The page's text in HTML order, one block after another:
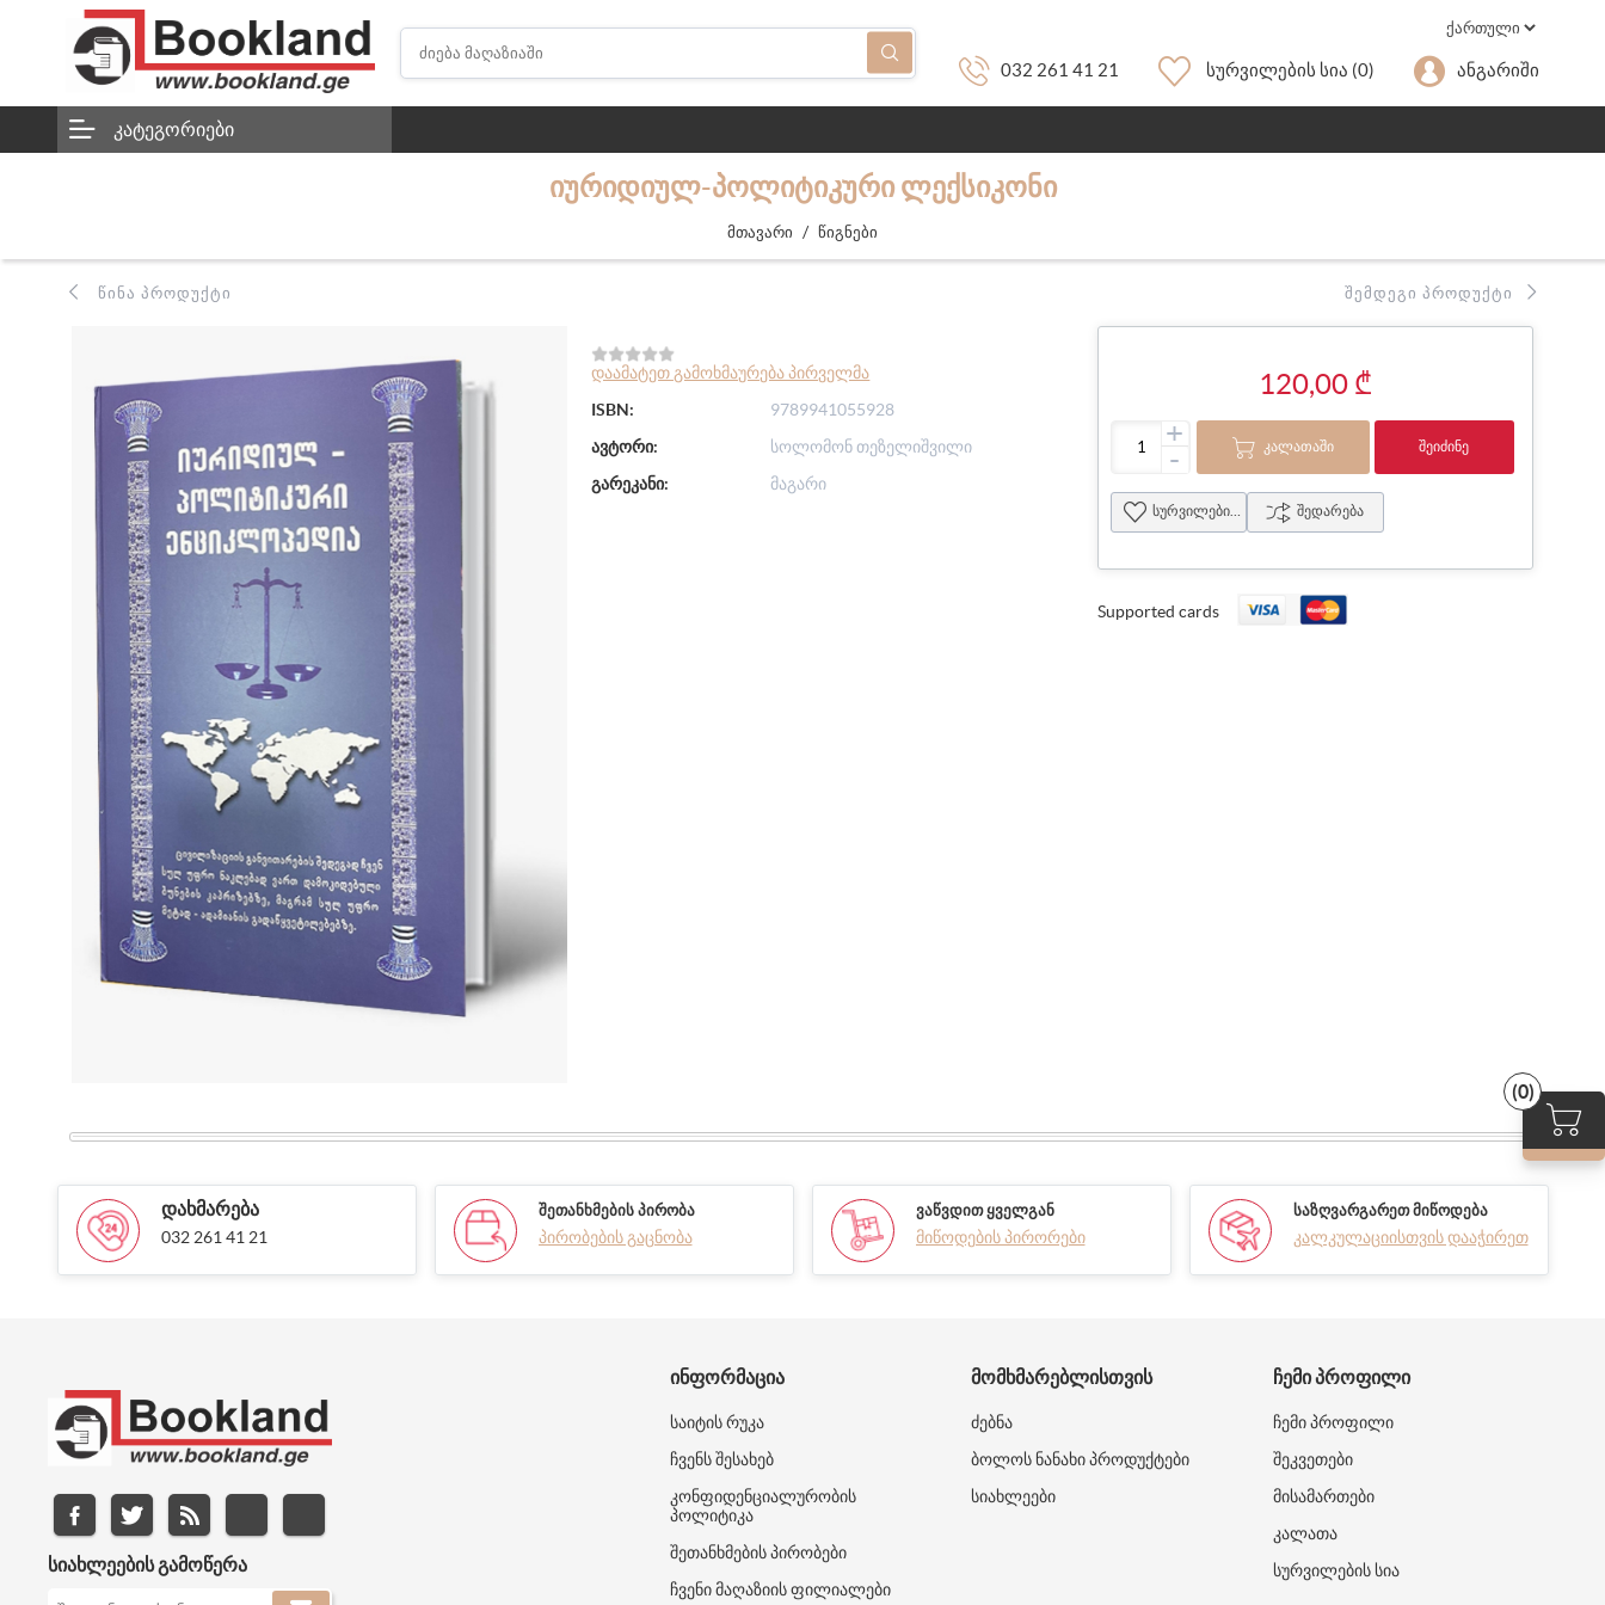
032 261 41 21 Სურვილების Სია (0) Ანგარიში
(0)
ᲙᲐᲢᲔᲒᲝᲠᲘᲔᲑᲘ
ᲘᲣᲠᲘᲓᲘᲣᲚ-ᲞᲝᲚᲘᲢᲘᲙᲣᲠᲘ ᲚᲔᲥᲡᲘᲙᲝᲜᲘ
მთავარი / წიგნები
ᲬᲘᲜᲐ ᲞᲠᲝᲓᲣᲥᲢᲘ ᲨᲔᲛᲓᲔᲒᲘ ᲞᲠᲝᲓᲣᲥᲢᲘ
დაამატეთ გამოხმაურება პირველმა
ISBN:
9789941055928
ავტორი:
სოლომონ თეზელიშვილი
გარეკანი:
მაგარი
120,00 ₾
+
- ᲙᲐᲚᲐᲗᲐᲨᲘ ᲨᲔᲘᲫᲘᲜᲔ
სურვილების სია შედარება
Supported cards
ᲓᲐᲮᲛᲐᲠᲔᲑᲐ
032 261 41 21
ᲨᲔᲗᲐᲜᲮᲛᲔᲑᲘᲡ ᲞᲘᲠᲝᲑᲐ
პირობების გაცნობა
ᲕᲐᲬᲕᲓᲘᲗ ᲧᲕᲔᲚᲒᲐᲜ
მიწოდების პირორები
ᲡᲐᲖᲦᲕᲐᲠᲒᲐᲠᲔᲗ ᲛᲘᲬᲝᲓᲔᲑᲐ
კალკულაციისთვის დააჭირეთ
ᲡᲘᲐᲮᲚᲔᲔᲑᲘᲡ ᲒᲐᲛᲝᲬᲔᲠᲐ
ᲘᲜᲤᲝᲠᲛᲐᲪᲘᲐ
საიტის რუკა
ჩვენს შესახებ
კონფიდენციალურობის
პოლიტიკა
შეთანხმების პირობები
ჩვენი მაღაზიის ფილიალები
ᲛᲝᲛᲮᲛᲐᲠᲔᲑᲚᲘᲡᲗᲕᲘᲡ
ძებნა
ბოლოს ნანახი პროდუქტები
სიახლეები
ᲩᲔᲛᲘ ᲞᲠᲝᲤᲘᲚᲘ
ჩემი პროფილი
შეკვეთები
მისამართები
კალათა
სურვილების სია